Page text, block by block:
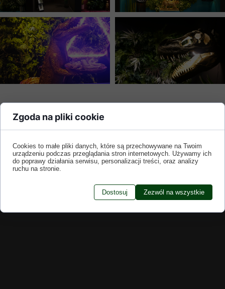
podczas targów, zapraszamy na spacer
3D!
Zgoda na pliki cookie
Cookies to małe pliki danych, które są przechowywane na Twoim
urządzeniu podczas przeglądania stron internetowych. Używamy ich
do poprawy działania serwisu, personalizacji treści, oraz analizy
ruchu na stronie.
Dostosuj Zezwól na wszystkie